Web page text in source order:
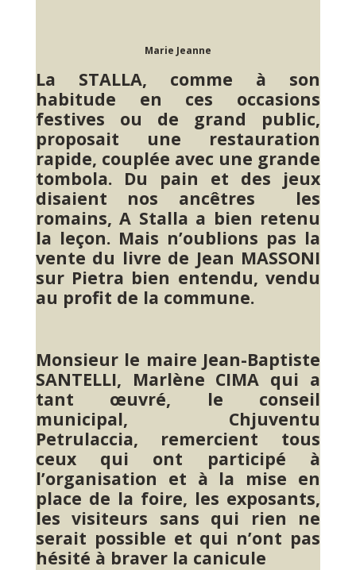
Marie Jeanne
La STALLA, comme à son
habitude en ces occasions
festives ou de grand public,
proposait une restauration
rapide, couplée avec une grande
tombola. Du pain et des jeux
disaient nos ancêtres les
romains, A Stalla a bien retenu
la leçon. Mais n’oublions pas la
vente du livre de Jean MASSONI
sur Pietra bien entendu, vendu
au profit de la commune.
Monsieur le maire Jean-Baptiste
SANTELLI, Marlène CIMA qui a
tant œuvré, le conseil
municipal, Chjuventu
Petrulaccia, remercient tous
ceux qui ont participé à
l’organisation et à la mise en
place de la foire, les exposants,
les visiteurs sans qui rien ne
serait possible et qui n’ont pas
hésité à braver la canicule